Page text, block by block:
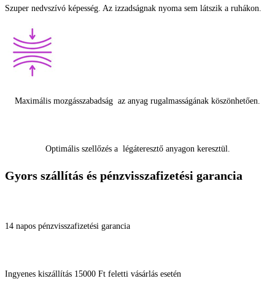
Szuper nedvszívó képesség. Az izzadságnak nyoma sem látszik a ruhákon.
Maximális mozgásszabadság az anyag rugalmasságának köszönhetően.
Optimális szellőzés a légáteresztő anyagon keresztül.
Gyors szállítás és pénzvisszafizetési garancia
14 napos pénzvisszafizetési garancia
Ingyenes kiszállítás 15000 Ft feletti vásárlás esetén